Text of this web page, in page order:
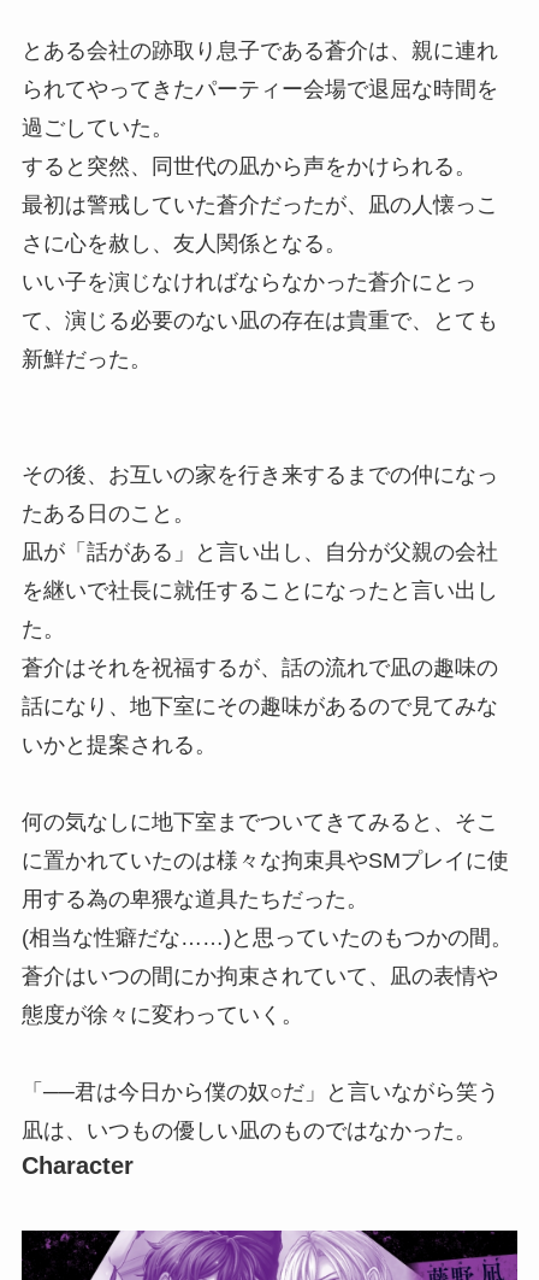
とある会社の跡取り息子である蒼介は、親に連れ
られてやってきたパーティー会場で退屈な時間を
過ごしていた。
すると突然、同世代の凪から声をかけられる。
最初は警戒していた蒼介だったが、凪の人懐っこ
さに心を赦し、友人関係となる。
いい子を演じなければならなかった蒼介にとっ
て、演じる必要のない凪の存在は貴重で、とても
新鮮だった。
その後、お互いの家を行き来するまでの仲になっ
たある日のこと。
凪が「話がある」と言い出し、自分が父親の会社
を継いで社長に就任することになったと言い出し
た。
蒼介はそれを祝福するが、話の流れで凪の趣味の
話になり、地下室にその趣味があるので見てみな
いかと提案される。
何の気なしに地下室までついてきてみると、そこ
に置かれていたのは様々な拘束具やSMプレイに使
用する為の卑猥な道具たちだった。
(相当な性癖だな……)と思っていたのもつかの間。
蒼介はいつの間にか拘束されていて、凪の表情や
態度が徐々に変わっていく。
「──君は今日から僕の奴○だ」と言いながら笑う
凪は、いつもの優しい凪のものではなかった。
Character